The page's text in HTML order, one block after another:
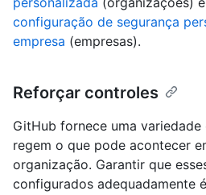
configuração de segurança
empresa (empresas).
Reforçar controles
GitHub fornece uma
regem o que pode acontecer
organização. Garantir que
configurados adequadamente